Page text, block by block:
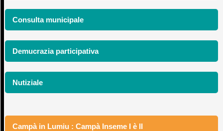
Consulta municipale
Demucrazia participativa
Nutiziale
Campà in Lumiu : Campà Inseme I è II